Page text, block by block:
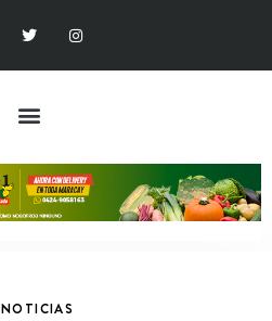
NOTICIAS